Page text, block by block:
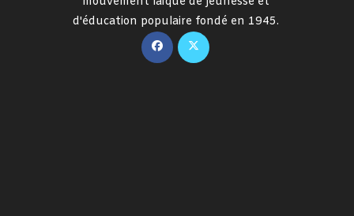
d'éducation populaire fondé en 1945.
S’ouvre
dans
S’ouvre